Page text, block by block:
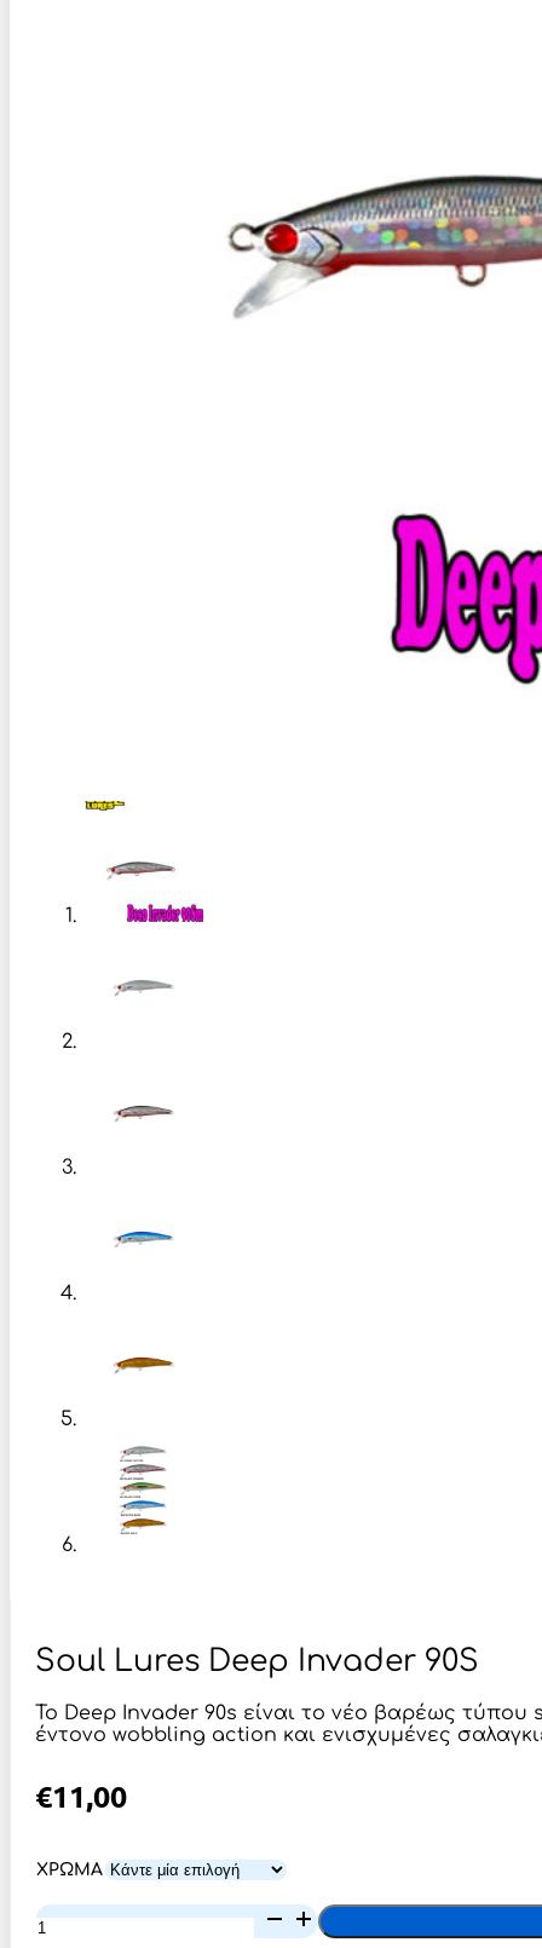
Soul Lures Deep Invader 90S
Το Deep Invader 90s είναι το νέο βαρέως τύπου
έντονο wobbling action και ενισχυμένες
€11,00
ΧΡΩΜΑ
Soul
Lures